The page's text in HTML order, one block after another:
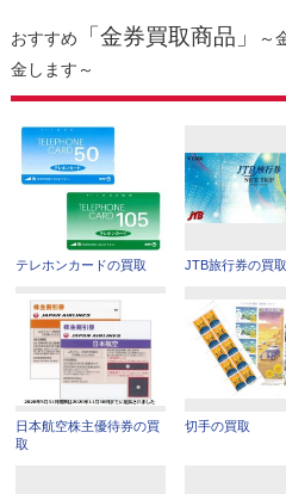
おすすめ 「金券買取商品」
～
金します～
テレホンカードの買取 JTB旅行券の買取
日本航空株主優待券の買
取
切手の買取